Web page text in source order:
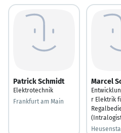
Patrick Schmidt
Elektrotechnik
Frankfurt am Main
Marcel
r Elektrik